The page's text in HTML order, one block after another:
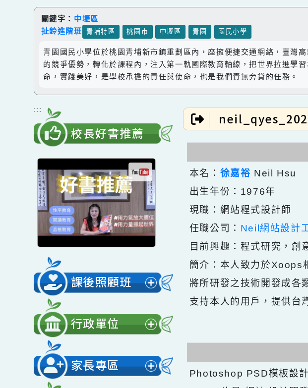
跳到主要內容
關鍵字：中壢區
扯鈴進階班 青埔特區 桃園市 中壢區 青園 國民小學
青園國民小學位於桃園青埔新市鎮重劃區內，座擁便捷交通網絡，
的競爭優勢，轉化於課程內，注入第一軌國際教育軸線，把世界拉
命，實踐美好，是學校承擔的責任與使命，也是我們責無旁貸的任務
校長好書推薦
課後照顧班
展
開
選
單
展
開
出生年份：1976年
現職：網站程式設計
任職公司：Neil網站設
目前興趣：程式研究
簡介：本人致力於
將所研發之技術開發